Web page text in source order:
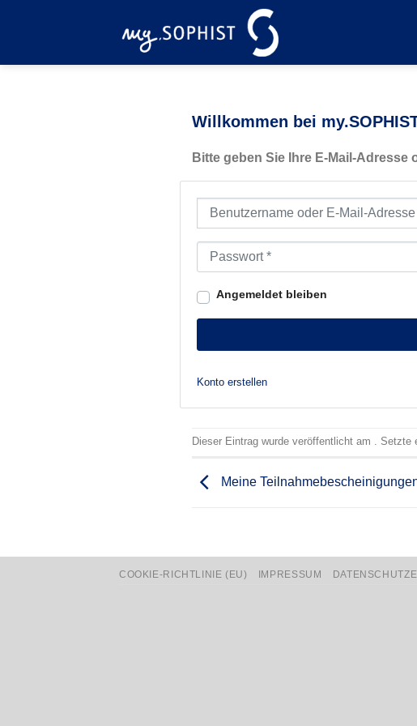
Willkommen bei
Bitte geben Sie Ihre E-Mail-
Benutzername oder E-Mail-Adresse
Passwort
Angemeldet bleiben
Konto erstellen
Dieser Eintrag wurde veröffentlicht am . Setzte
Meine
COOKIE-RICHTLINIE (EU) IMPRESSUM